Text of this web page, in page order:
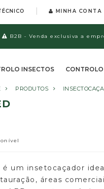
MINHA CONTA
B2B - Venda exclusiva a
INSECTOS CONTROLO
PRODUTOS
é um insetocaçador
áreas